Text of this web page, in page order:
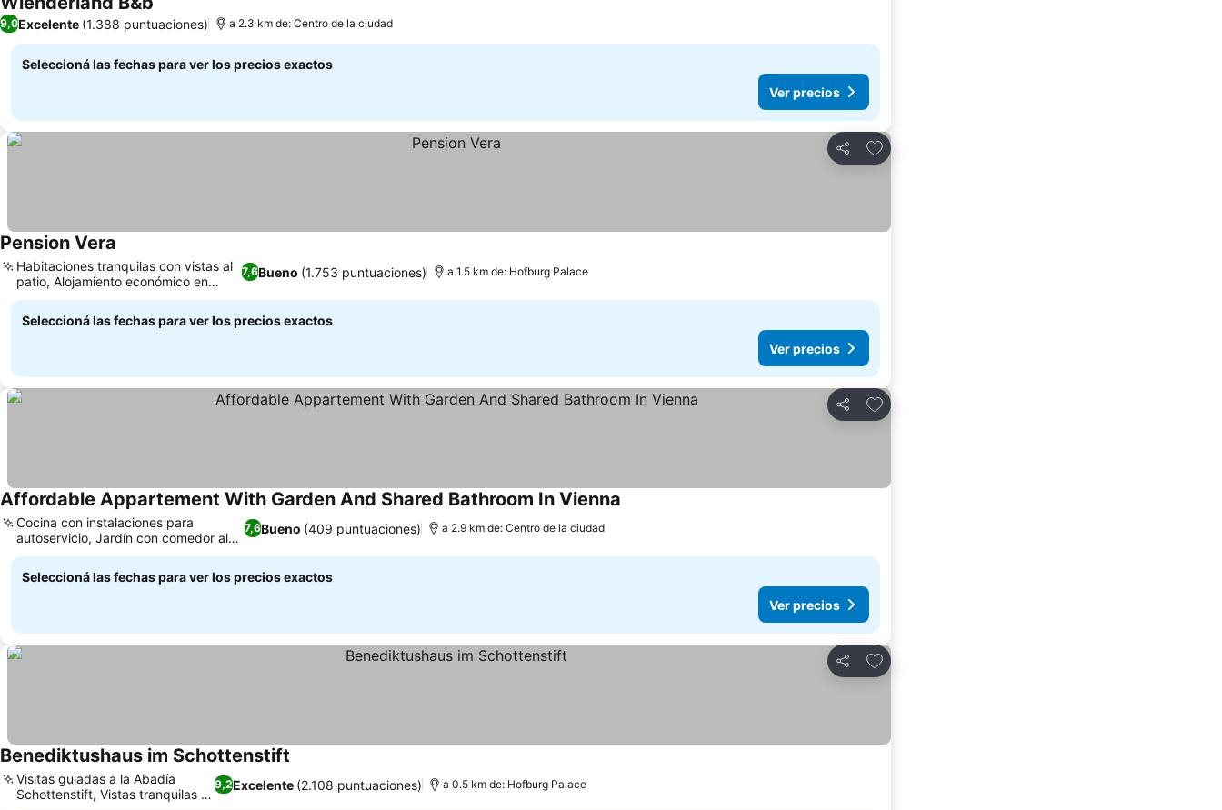
Ver precios
9,0Excelente (1.388 puntuaciones) a 2.3 km de: Centro de la ciudad
Seleccioná las fechas para ver los precios exactos
Ver precios
Compartir
Añadir a favoritos
Pension Vera
7,6Bueno (1.753 puntuaciones)
Habitaciones tranquilas con vistas al
patio, Alojamiento económico en
Viena
a 1.5 km de: Hofburg Palace
Seleccioná las fechas para ver los precios exactos
Ver precios
Compartir
Añadir a favoritos
Affordable Appartement With Garden And Shared Bathroom In Vienna
7,6Bueno (409 puntuaciones)
Cocina con instalaciones para
autoservicio, Jardín con comedor al
aire libre
a 2.9 km de: Centro de la ciudad
Seleccioná las fechas para ver los precios exactos
Ver precios
Compartir
Añadir a favoritos
Benediktushaus im Schottenstift
9,2Excelente (2.108 puntuaciones)
Visitas guiadas a la Abadía
Schottenstift, Vistas tranquilas al
a 0.5 km de: Hofburg Palace